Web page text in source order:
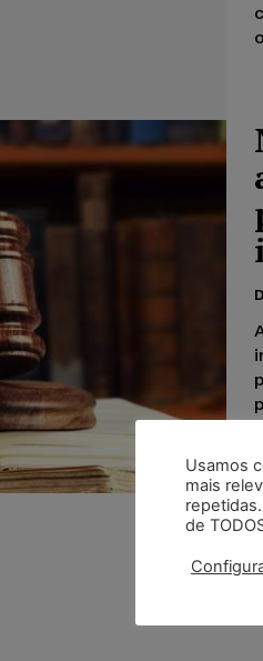
Usamos
mais
de